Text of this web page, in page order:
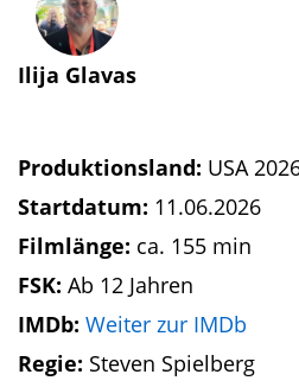
Ilija Glavas
Produktionsland: USA
Startdatum: 11.06.2026
Filmlänge: ca. 155 min
FSK: Ab 12 Jahren
IMDb: Weiter zur IMDb
Regie: Steven Spielberg